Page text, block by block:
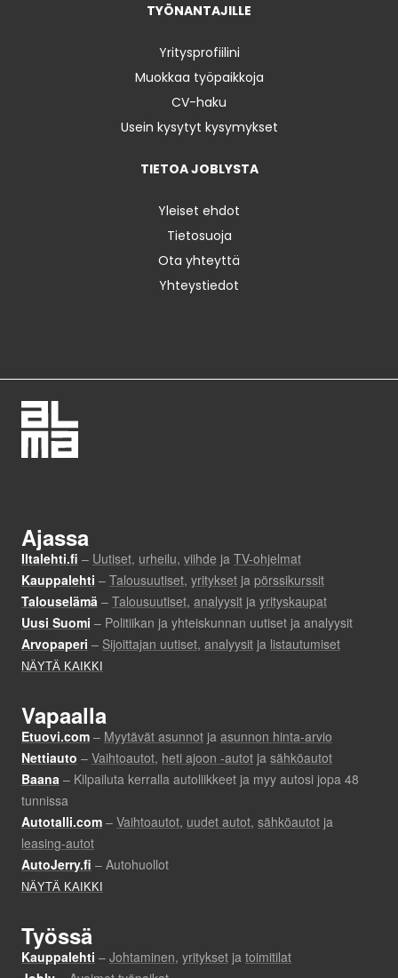
TYÖNANTAJILLE
Yritysprofiilini
Muokkaa työpaikkoja
CV-haku
Usein kysytyt kysymykset
TIETOA JOBLYSTA
Yleiset ehdot
Tietosuoja
Ota yhteyttä
Yhteystiedot